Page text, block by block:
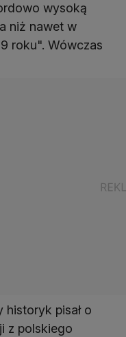
wysoką
niż nawet w
roku". Wówczas
pisał o
z polskiego